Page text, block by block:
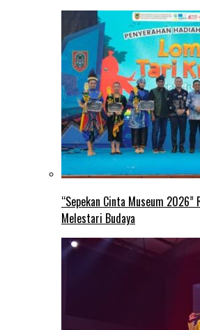
“Sepekan Cinta Museum
Melestari Budaya